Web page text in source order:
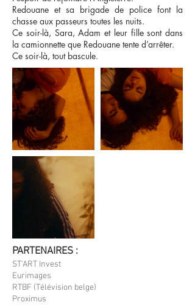
Redouane et sa brigade de police font la
chasse aux passeurs toutes les nuits.
Ce soir-là, Sara, Adam et leur fille sont dans
la camionnette que Redouane tente d’arrêter.
Ce soir-là, tout bascule.
PARTENAIRES :
ST'ART Invest
Eurimages
RTBF (Télévision belge)
Proximus